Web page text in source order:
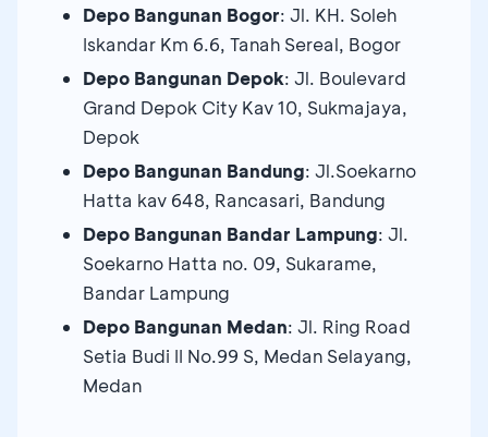
Depo Bangunan Bogor: Jl. KH. Soleh
Iskandar Km 6.6, Tanah Sereal, Bogor
Depo Bangunan Depok: Jl. Boulevard
Grand Depok City Kav 10, Sukmajaya,
Depok
Depo Bangunan Bandung: Jl.Soekarno
Hatta kav 648, Rancasari, Bandung
Depo Bangunan Bandar Lampung: Jl.
Soekarno Hatta no. 09, Sukarame,
Bandar Lampung
Depo Bangunan Medan: Jl. Ring Road
Setia Budi II No.99 S, Medan Selayang,
Medan